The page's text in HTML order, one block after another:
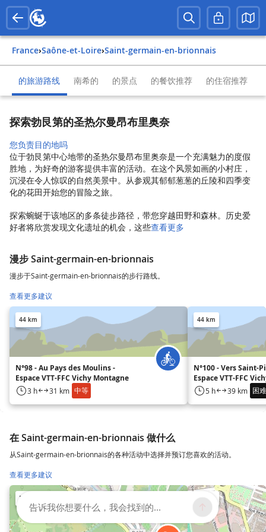
France› Saône-et-Loire› Saint-germain-en-brionnais
的旅游路线 南希的 的景点 的餐饮推荐 的住宿推荐
探索勃艮第的圣热尔曼昂布里奥奈
您负责目的地吗
位于勃艮第中心地带的圣热尔曼昂布里奥奈是一个充满魅力的度假
胜地，为好奇的游客提供丰富的活动。在这个风景如画的小村庄，
沉浸在令人惊叹的自然美景中。从参观其郁郁葱葱的丘陵和四季变
化的花田开始您的冒险之旅。
探索蜿蜒于该地区的多条徒步路径，带您穿越田野和森林。历史爱
好者将欣赏发现文化遗址的机会，这些查看更多
漫步 Saint-germain-en-brionnais
漫步于Saint-germain-en-brionnais的步行路线。
查看更多建议
44 km
N°98 - Au Pays des Moulins -
Espace VTT-FFC Vichy Montagne
3 h 31 km 中等
44 km
N°100 - Vers Saint-
Espace VTT-FFC
5 h 39 km 困难
在 Saint-germain-en-brionnais 做什么
从Saint-germain-en-brionnais的各种活动中选择并预订您喜欢的活动。
查看更多建议
33 km 38 km
告诉我你想要什么，我会找到的...